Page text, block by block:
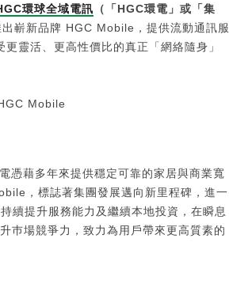
環球全域電訊 （「HGC環電」或「集
嶄新品牌 HGC Mobile，提供流動通訊服
靈活、更高性價比的真正「網絡隨身」
憑藉多年來提供穩定可靠的家居與商業寬
，標誌著集團發展邁向新里程碑，進一
續提升服務能力及繼續本地投資，在瞬息
巿場競爭力，致力為用戶帶來更高質素的